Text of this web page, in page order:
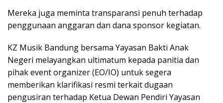
Mereka juga meminta transparansi penuh terhadap
penggunaan anggaran dan dana sponsor kegiatan.
KZ Musik Bandung bersama Yayasan Bakti Anak
Negeri melayangkan ultimatum kepada panitia dan
pihak event organizer (EO/IO) untuk segera
memberikan klarifikasi resmi terkait dugaan
pengusiran terhadap Ketua Dewan Pendiri Yayasan